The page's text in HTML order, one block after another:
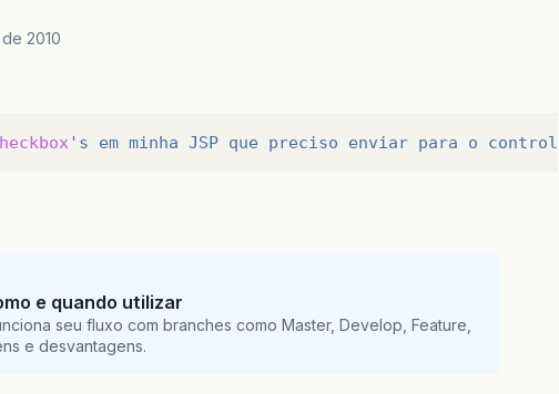
2010
's em minha JSP que preciso enviar para o
e quando utilizar
seu fluxo com branches como Master, Develop, Feature,
e desvantagens.